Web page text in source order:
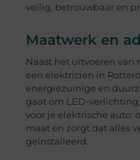
veilig, betrouwbaar en
Maatwerk en
Naast het uitvoeren van
een elektricien in
energiezuinige en
gaat om LED-
voor je elektrische auto:
maat en zorgt dat alles
geïnstalleerd.